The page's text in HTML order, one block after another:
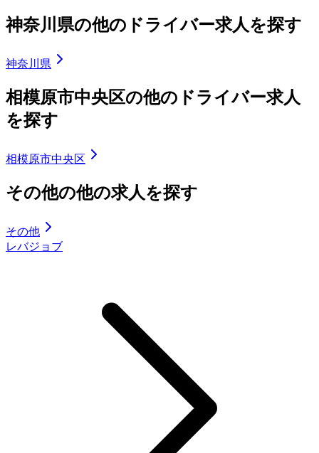
神奈川県の他のドライバー求人を探す
神奈川県
相模原市中央区の他のドライバー求人
を探す
相模原市中央区
その他の他の求人を探す
その他
レバジョブ